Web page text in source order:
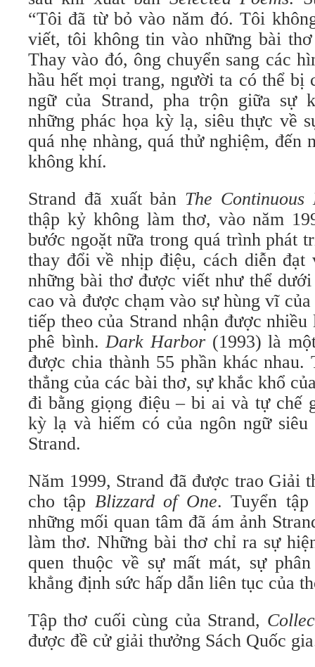
“Tôi đã từ bỏ vào năm đó. Tôi
viết, tôi không tin vào những bài
Thay vào đó, ông chuyển sang các
hầu hết mọi trang, người ta có thể bị
ngữ của Strand, pha trộn giữa sự
những phác họa kỳ lạ, siêu thực về
quá nhẹ nhàng, quá thử nghiệm, đến
không khí.
Strand đã xuất bản The Continuous
thập kỷ không làm thơ, vào năm
bước ngoặt nữa trong quá trình phát
thay đổi về nhịp điệu, cách diễn
những bài thơ được viết như thể
cao và được chạm vào sự hùng vĩ
tiếp theo của Strand nhận được
phê bình.Dark Harbor(1993) là
được chia thành 55 phần khác nhau.
thẳng của các bài thơ, sự khắc khổ
đi bằng giọng điệu – bi ai và tự chế
kỳ lạ và hiếm có của ngôn ngữ siêu
Strand.
Năm 1999, Strand đã được trao Giải
cho tập Blizzard of One. Tuyển
những mối quan tâm đã ám ảnh
làm thơ. Những bài thơ chỉ ra sự
quen thuộc về sự mất mát, sự
khẳng định sức hấp dẫn liên tục của
Tập thơ cuối cùng của Strand,
được đề cử giải thưởng Sách Quốc